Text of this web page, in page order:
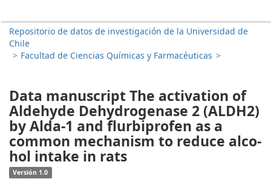
Repositorio de datos de investigación de la Universidad de
Chile
> Facultad de Ciencias Químicas y Farmacéuticas >
Data manuscript The activation of
Aldehyde Dehydrogenase 2 (ALDH2)
by Alda-1 and flurbiprofen as a
common mechanism to reduce alco-
hol intake in rats
Versión 1.0